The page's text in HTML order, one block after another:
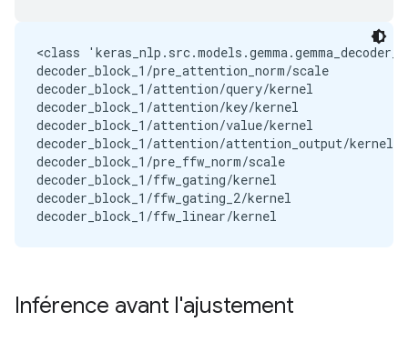
<class
decoder_block_1/pre_attention_norm/scale
decoder_block_1/attention/query/kernel
decoder_block_1/attention/key/kernel
decoder_block_1/attention/value/kernel
decoder_block_1/attention/attention_output/
decoder_block_1/pre_ffw_norm/scale
decoder_block_1/ffw_gating/kernel
decoder_block_1/ffw_gating_2/kernel
Inférence avant l'ajustement